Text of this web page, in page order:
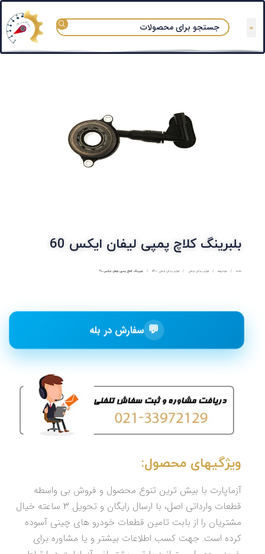
بلبرینگ کلاچ پمپی لیفان ایکس 60
خانه خودروها لوازم یدکی لیفان لوازم یدکی لیفان X60 بلبرینگ کلاچ پمپی لیفان ایکس 60
💬 سفارش در بله
ویژگیهای محصول:
آزماپارت با بیش ترین تنوع محصول و فروش بی واسطه
قطعات وارداتی اصل، با ارسال رایگان و تحویل 3 ساعته خیال
مشتریان را از بابت تامین قطعات خودرو های چینی آسوده
کرده است. جهت کسب اطلاعات بیشتر و یا مشاوره برای